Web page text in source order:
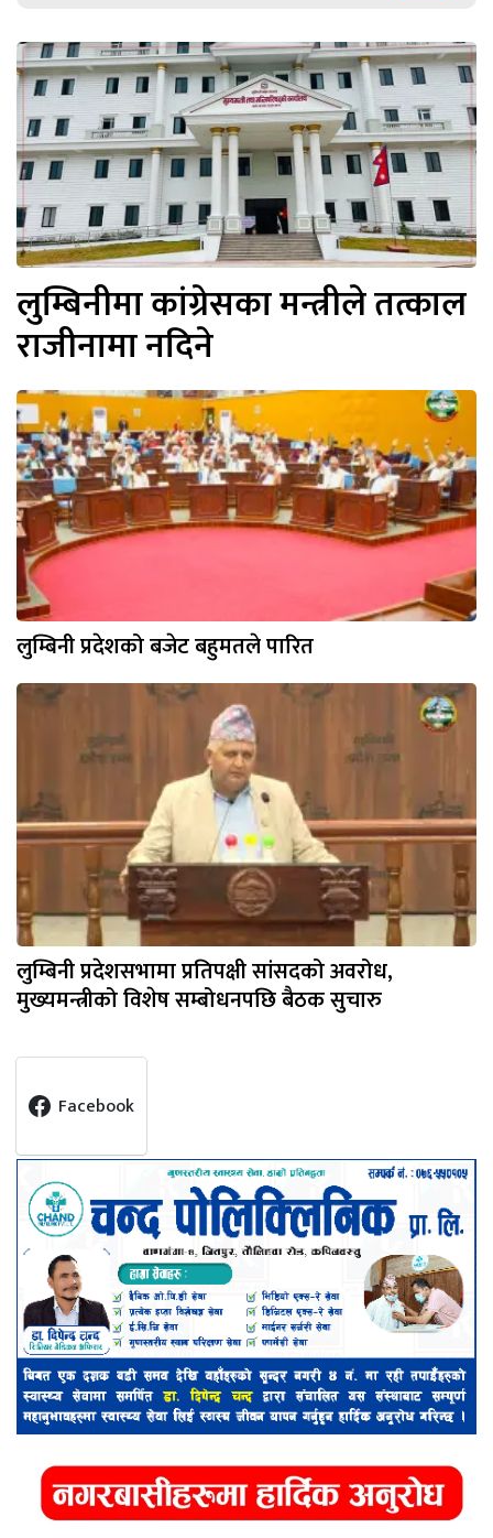
लुम्बिनीमा कांग्रेसका मन्त्रीले तत्काल
राजीनामा नदिने
लुम्बिनी प्रदेशको बजेट बहुमतले पारित
लुम्बिनी प्रदेशसभामा प्रतिपक्षी सांसदको अवरोध,
मुख्यमन्त्रीको विशेष सम्बोधनपछि बैठक सुचारु
Facebook